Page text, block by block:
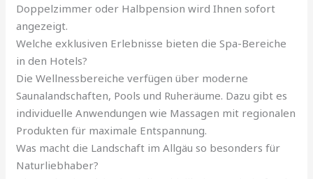
Doppelzimmer oder Halbpension wird Ihnen sofort
angezeigt.
Welche exklusiven Erlebnisse bieten die Spa-Bereiche
in den Hotels?
Die Wellnessbereiche verfügen über moderne
Saunalandschaften, Pools und Ruheräume. Dazu gibt es
individuelle Anwendungen wie Massagen mit regionalen
Produkten für maximale Entspannung.
Was macht die Landschaft im Allgäu so besonders für
Naturliebhaber?